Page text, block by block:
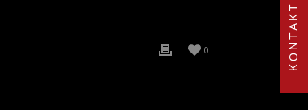
KONTAKT
0